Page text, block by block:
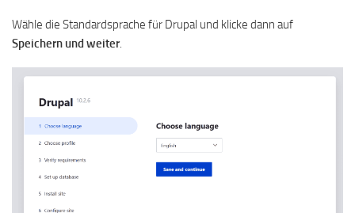
Wähle die Standardsprache für Drupal und klicke dann auf
Speichern und weiter.